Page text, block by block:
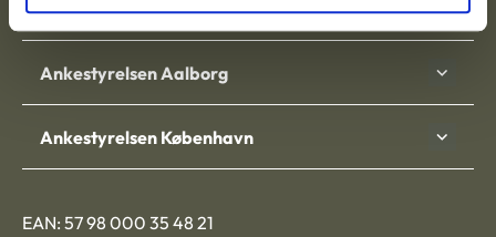
Ankestyrelsen Aalborg
Ankestyrelsen København
EAN: 57 98 000 35 48 21